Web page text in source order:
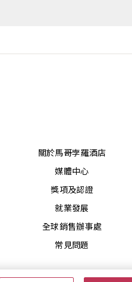
關於馬哥孛羅酒店
媒體中心
獎項及認證
就業發展
全球銷售辦事處
常見問題